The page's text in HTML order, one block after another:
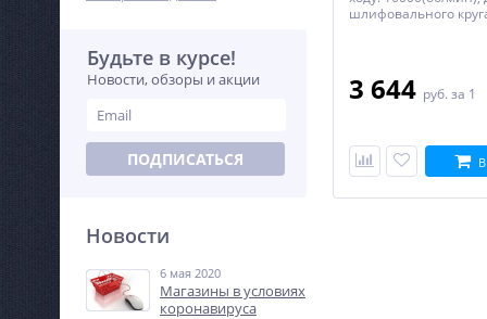
Будьте в курсе!
Новости, обзоры и акции
ПОДПИСАТЬСЯ
Новости
6 мая 2020
Магазины в условиях
коронавируса
шлифовального
3 644 руб. за 1